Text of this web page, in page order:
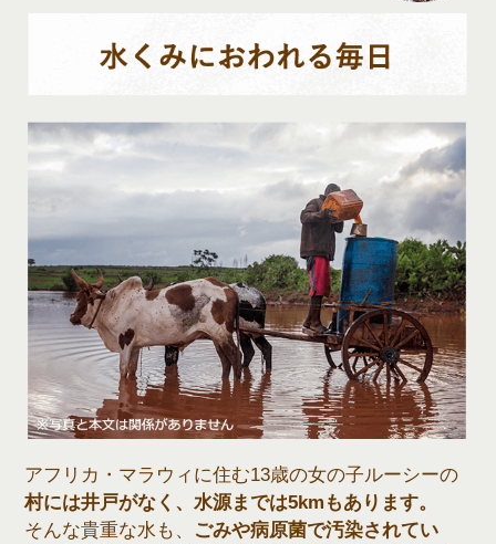
アフリカ・マラウィに住む13歳の女の子ルーシーの
村には井戸がなく、水源までは5kmもあります。
そんな貴重な水も、 ごみや病原菌で汚染されてい